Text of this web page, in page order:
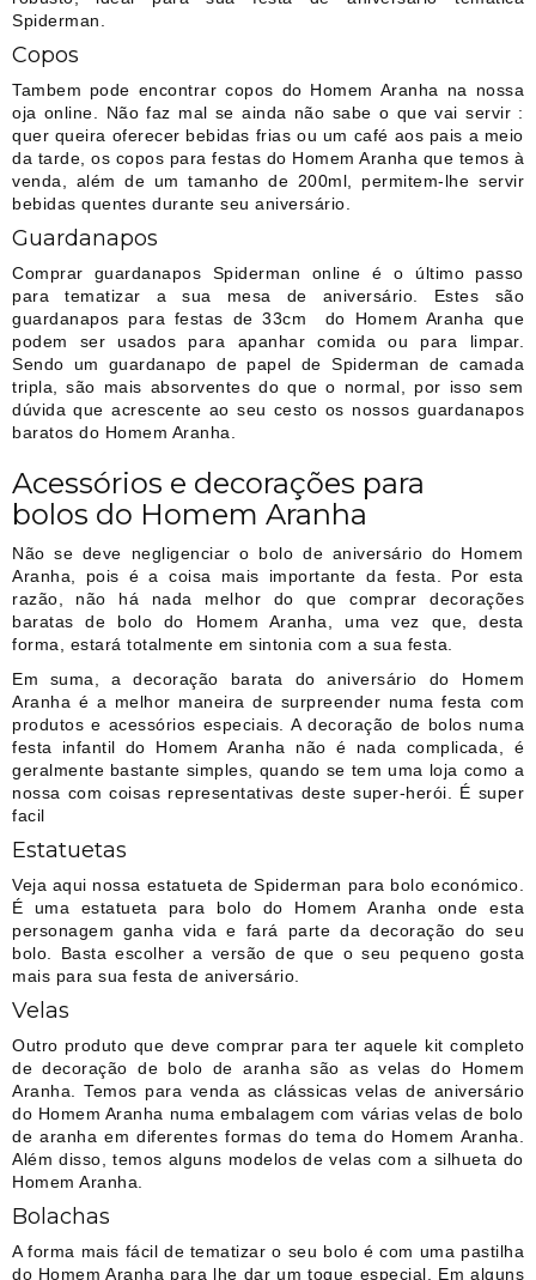
Spiderman.
Copos
Tambem pode encontrar copos do Homem Aranha na nossa
oja online. Não faz mal se ainda não sabe o que vai servir :
quer queira oferecer bebidas frias ou um café aos pais a meio
da tarde, os copos para festas do Homem Aranha que temos à
venda, além de um tamanho de 200ml, permitem-lhe servir
bebidas quentes durante seu aniversário.
Guardanapos
Comprar guardanapos Spiderman online é o último passo
para tematizar a sua mesa de aniversário. Estes são
guardanapos para festas de 33cm do Homem Aranha que
podem ser usados para apanhar comida ou para limpar.
Sendo um guardanapo de papel de Spiderman de camada
tripla, são mais absorventes do que o normal, por isso sem
dúvida que acrescente ao seu cesto os nossos guardanapos
baratos do Homem Aranha.
Acessórios e decorações para
bolos do Homem Aranha
Não se deve negligenciar o bolo de aniversário do Homem
Aranha, pois é a coisa mais importante da festa. Por esta
razão, não há nada melhor do que comprar decorações
baratas de bolo do Homem Aranha, uma vez que, desta
forma, estará totalmente em sintonia com a sua festa.
Em suma, a decoração barata do aniversário do Homem
Aranha é a melhor maneira de surpreender numa festa com
produtos e acessórios especiais. A decoração de bolos numa
festa infantil do Homem Aranha não é nada complicada, é
geralmente bastante simples, quando se tem uma loja como a
nossa com coisas representativas deste super-herói. É super
facil
Estatuetas
Veja aqui nossa estatueta de Spiderman para bolo económico.
É uma estatueta para bolo do Homem Aranha onde esta
personagem ganha vida e fará parte da decoração do seu
bolo. Basta escolher a versão de que o seu pequeno gosta
mais para sua festa de aniversário.
Velas
Outro produto que deve comprar para ter aquele kit completo
de decoração de bolo de aranha são as velas do Homem
Aranha. Temos para venda as clássicas velas de aniversário
do Homem Aranha numa embalagem com várias velas de bolo
de aranha em diferentes formas do tema do Homem Aranha.
Além disso, temos alguns modelos de velas com a silhueta do
Homem Aranha.
Bolachas
A forma mais fácil de tematizar o seu bolo é com uma pastilha
do Homem Aranha para lhe dar um toque especial. Em alguns